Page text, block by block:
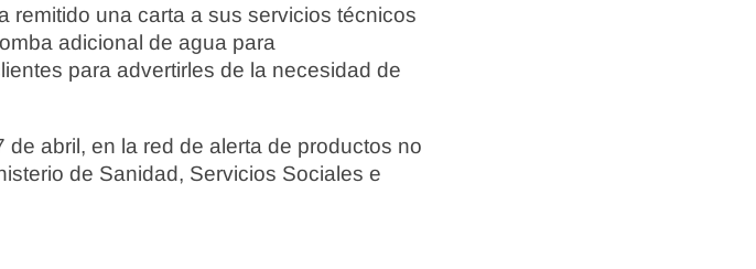
remitido una carta a sus servicios técnicos
adicional de agua para
para advertirles de la necesidad de
abril, en la red de alerta de productos no
de Sanidad, Servicios Sociales e